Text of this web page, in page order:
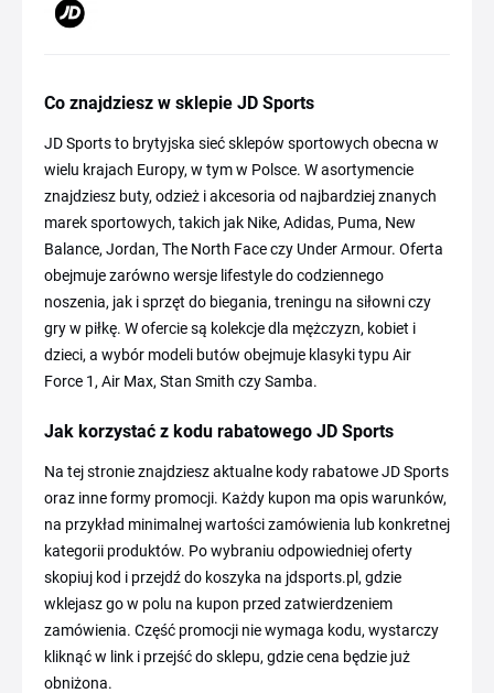
Co znajdziesz w sklepie JD Sports
JD Sports to brytyjska sieć sklepów sportowych obecna w
wielu krajach Europy, w tym w Polsce. W asortymencie
znajdziesz buty, odzież i akcesoria od najbardziej znanych
marek sportowych, takich jak Nike, Adidas, Puma, New
Balance, Jordan, The North Face czy Under Armour. Oferta
obejmuje zarówno wersje lifestyle do codziennego
noszenia, jak i sprzęt do biegania, treningu na siłowni czy
gry w piłkę. W ofercie są kolekcje dla mężczyzn, kobiet i
dzieci, a wybór modeli butów obejmuje klasyki typu Air
Force 1, Air Max, Stan Smith czy Samba.
Jak korzystać z kodu rabatowego JD Sports
Na tej stronie znajdziesz aktualne kody rabatowe JD Sports
oraz inne formy promocji. Każdy kupon ma opis warunków,
na przykład minimalnej wartości zamówienia lub konkretnej
kategorii produktów. Po wybraniu odpowiedniej oferty
skopiuj kod i przejdź do koszyka na jdsports.pl, gdzie
wklejasz go w polu na kupon przed zatwierdzeniem
zamówienia. Część promocji nie wymaga kodu, wystarczy
kliknąć w link i przejść do sklepu, gdzie cena będzie już
obniżona.